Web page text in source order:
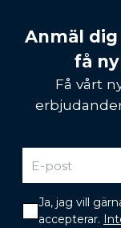
Anmäl
få
Få vårt
Ja, jag vill
accepterar.